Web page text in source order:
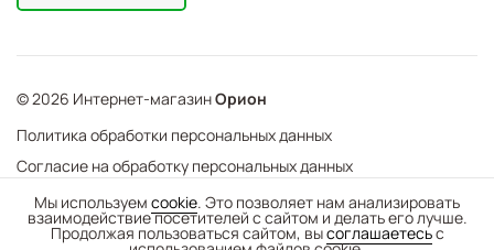
Мы используем cookie. Это позволяет нам анализировать
взаимодействие посетителей с сайтом и делать его лучше.
Продолжая пользоваться сайтом, высоглашаетесьс
- + В корзину
© 2026 Интернет-магазинОрион
Политика обработки персональных данных
Согласие на обработку персональных данных
Web Механика
- создание интернет-магазинов